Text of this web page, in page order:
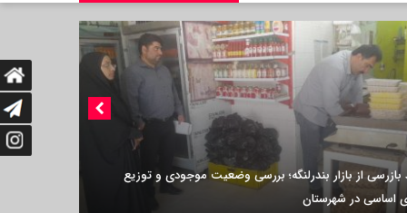
به نام مهدوی؛ ادای احترام روستای ستلو به یک شهید خدمت